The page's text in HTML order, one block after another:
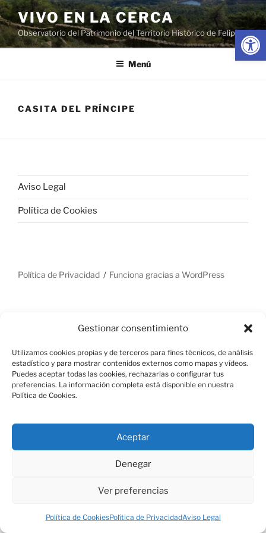
Abrir
Gestionar consentimiento
Utilizamos cookies propias y de terceros para fines técnicos, de análisis
estadístico y para mostrar contenidos externos como mapas y vídeos.
Puedes aceptar todas las cookies, rechazarlas o configurar tus
preferencias. La información completa está disponible en nuestra
Política de Cookies.
Aceptar
Denegar
Ver preferencias
Política de CookiesPolítica de PrivacidadAviso Legal
Saltar
al
contenido
VIVO EN LA CERCA
Observatorio del Patrimonio del Territorio Histórico de Felipe II
Menú
CASITA DEL PRÍNCIPE
Aviso Legal
Política de Cookies
Política de Privacidad Funciona gracias a WordPress